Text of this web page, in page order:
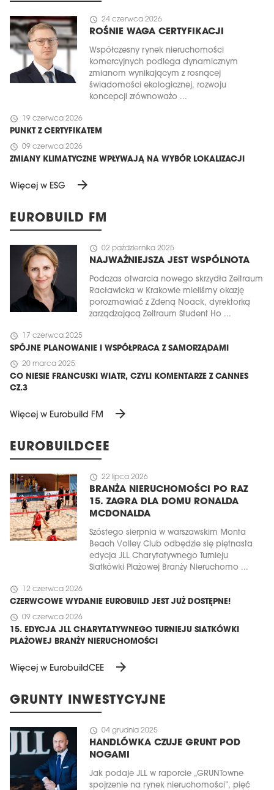
schedule 24 czerwca 2026
ROŚNIE WAGA CERTYFIKACJI
Współczesny rynek nieruchomości
komercyjnych podlega dynamicznym
zmianom wynikającym z rosnącej
świadomości ekologicznej, rozwoju
koncepcji zrównoważo ...
schedule 19 czerwca 2026
PUNKT Z CERTYFIKATEM
schedule 09 czerwca 2026
ZMIANY KLIMATYCZNE WPŁYWAJĄ NA WYBÓR LOKALIZACJI
Więcej w ESG arrow_forward
EUROBUILD FM
schedule 02 października 2025
NAJWAŻNIEJSZA JEST WSPÓLNOTA
Podczas otwarcia nowego skrzydła Zeitraum
Racławicka w Krakowie mieliśmy okazję
porozmawiać z Zdeną Noack, dyrektorką
zarządzającą Zeitraum Student Ho ...
schedule 17 czerwca 2025
SPÓJNE PLANOWANIE I WSPÓŁPRACA Z SAMORZĄDAMI
schedule 20 marca 2025
CO NIESIE FRANCUSKI WIATR, CZYLI KOMENTARZE Z CANNES
CZ.3
Więcej w Eurobuild FM arrow_forward
EUROBUILDCEE
schedule 22 lipca 2026
BRANŻA NIERUCHOMOŚCI PO RAZ
15. ZAGRA DLA DOMU RONALDA
MCDONALDA
Szóstego sierpnia w warszawskim Monta
Beach Volley Club odbędzie się piętnasta
edycja JLL Charytatywnego Turnieju
Siatkówki Plażowej Branży Nieruchomo ...
schedule 12 czerwca 2026
CZERWCOWE WYDANIE EUROBUILD JEST JUŻ DOSTĘPNE!
schedule 09 czerwca 2026
15. EDYCJA JLL CHARYTATYWNEGO TURNIEJU SIATKÓWKI
PLAŻOWEJ BRANŻY NIERUCHOMOŚCI
Więcej w EurobuildCEE arrow_forward
GRUNTY INWESTYCYJNE
schedule 04 grudnia 2025
HANDLÓWKA CZUJE GRUNT POD
NOGAMI
Jak podaje JLL w raporcie „GRUNTowne
spojrzenie na rynek nieruchomości”, pięć